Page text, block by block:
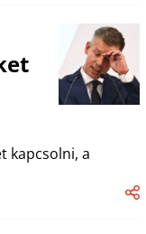
kapcsolni, a